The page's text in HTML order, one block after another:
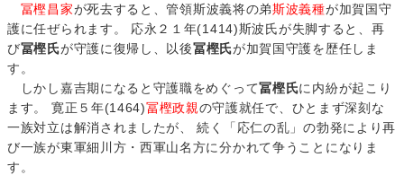
冨樫昌家が死去すると、管領斯波義将の弟斯波義種が加賀国守
護に任ぜられます。 応永２１年(1414)斯波氏が失脚すると、再
び冨樫氏が守護に復帰し、以後冨樫氏が加賀国守護を歴任しま
す。
しかし嘉吉期になると守護職をめぐって冨樫氏に内紛が起こり
ます。 寛正５年(1464)冨樫政親の守護就任で、ひとまず深刻な
一族対立は解消されましたが、 続く「応仁の乱」の勃発により再
び一族が東軍細川方・西軍山名方に分かれて争うことになりま
す。